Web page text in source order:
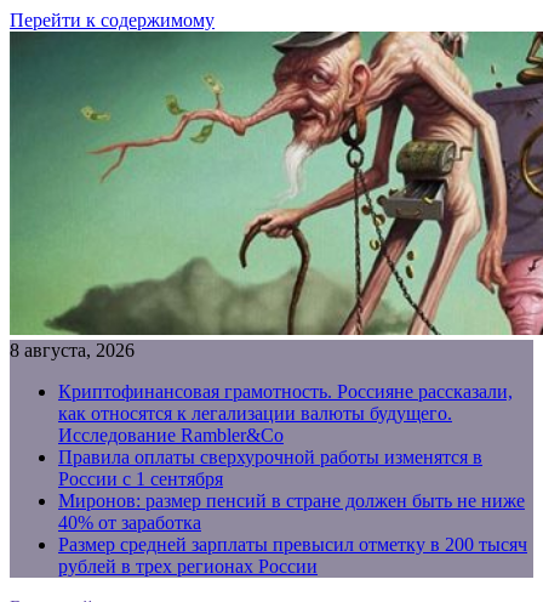
Перейти к содержимому
8 августа, 2026
Криптофинансовая грамотность. Россияне рассказали,
как относятся к легализации валюты будущего.
Исследование Rambler&Co
Правила оплаты сверхурочной работы изменятся в
России с 1 сентября
Миронов: размер пенсий в стране должен быть не ниже
40% от заработка
Размер средней зарплаты превысил отметку в 200 тысяч
рублей в трех регионах России